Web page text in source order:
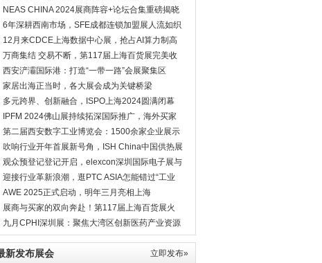
一探究竟
NEAS CHINA 2024展商阵容+论坛合集重磅揭晓
6年深耕西南市场，SFE成都连锁加盟展人流如织
12月来CDCE上海数据中心展，抢占AI算力制高
点
万商集结 交易不断，第117届上海百货展完美收
官
西安浐灞国际港：打造“一带一路”会展聚集区
家居出海正当时，各大展会成为关键桥梁
多元跨界、创新融合，ISPO上海2024圆满闭幕
IPFM 2024佛山展持续拓深国际推广，海外买家
邀约
第二届西安数字工业博览会：1500余家企业展示
硬实力
吹响行业开年首展新号角，ISH China中国供热展
定档二月
观众预登记登记开启，elexcon深圳国际电子展与
您8月相见
迎接行业革新浪潮，逛PTC ASIA怎能错过“工业
湾”？
AWE 2025正式启动，明年三月亮相上海
展商与买家的双向奔赴！第117届上海百货展火
热进行中
九月CPHI深圳展：聚焦大湾区创新医药产业资源
立即发布»
新发布展会